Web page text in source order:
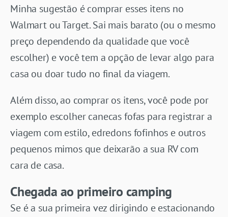
Minha sugestão é comprar esses itens no
Walmart ou Target. Sai mais barato (ou o mesmo
preço dependendo da qualidade que você
escolher) e você tem a opção de levar algo para
casa ou doar tudo no final da viagem.
Além disso, ao comprar os itens, você pode por
exemplo escolher canecas fofas para registrar a
viagem com estilo, edredons fofinhos e outros
pequenos mimos que deixarão a sua RV com
cara de casa.
Chegada ao primeiro camping
Se é a sua primeira vez dirigindo e estacionando